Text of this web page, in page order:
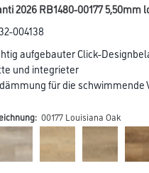
2026 RB1480-00177 5,50mm
004138
aufgebauter Click-
und integrieter
für die schwimmende
00177 Louisiana Oak